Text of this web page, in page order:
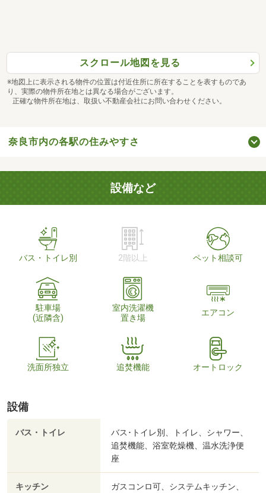
スクロール地図を見る
※地図上に表示される物件の位置は付近住所に所在することを表すものであ
り、実際の物件所在地とは異なる場合がございます。
正確な物件所在地は、取扱い不動産会社にお問い合わせください。
奈良市内の各駅の住みやすさ
設備など
バス・トイレ別 2階以上 ペット相談可
駐車場
(近隣含)
室内洗濯機
置き場
エアコン
洗面所独立 追焚機能 オートロック
設備
バス・トイレ
バス･トイレ別、トイレ、シャワー、
追焚機能、浴室乾燥機、温水洗浄便
座
キッチン
ガスコンロ可、システムキッチン、